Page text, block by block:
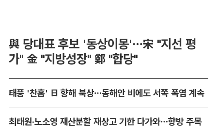
與 당대표 후보 '동상이몽'…宋 "지선 평
가" 金 "지방성장" 鄭 "합당"
태풍 '찬홈' 日 향해 북상…동해안 비에도 서쪽 폭염 계속
최태원·노소영 재산분할 재상고 기한 다가와…향방 주목